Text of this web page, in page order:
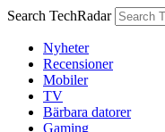
Search TechRadar
Nyheter
Recensioner
Mobiler
TV
Bärbara datorer
Gaming